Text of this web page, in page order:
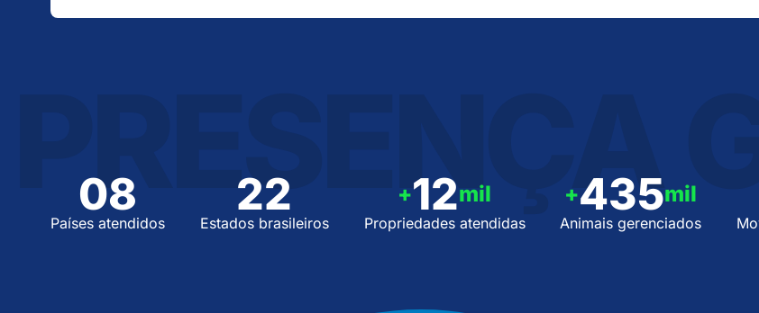
08
Países atendidos
22
Estados brasileiros
+12mil
Propriedades atendidas
+435mil
Animais gerenciados